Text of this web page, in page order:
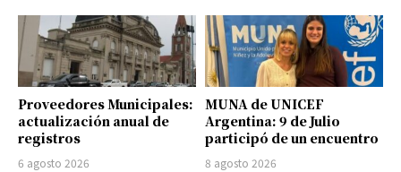
Proveedores Municipales:
actualización anual de
registros
6 agosto 2026
MUNA de UNICEF
Argentina: 9 de Julio
participó de un encuentro
8 agosto 2026